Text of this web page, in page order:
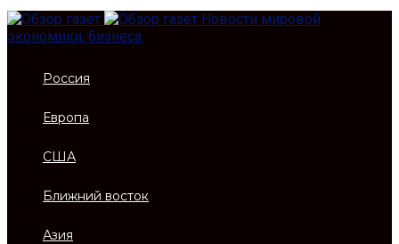
Новости мировой
экономики, бизнеса
Россия
Европа
США
Ближний восток
Азия